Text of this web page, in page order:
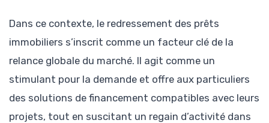
Dans ce contexte, le redressement des prêts
immobiliers s’inscrit comme un facteur clé de la
relance globale du marché. Il agit comme un
stimulant pour la demande et offre aux particuliers
des solutions de financement compatibles avec leurs
projets, tout en suscitant un regain d’activité dans